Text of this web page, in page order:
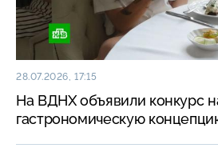
28.07.2026, 17:15
На ВДНХ объявили конкурс
гастрономическую